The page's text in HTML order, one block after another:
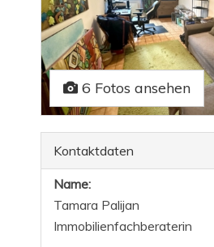
6 Fotos ansehen
Kontaktdaten
Name:
Tamara Palijan
Immobilienfachberaterin